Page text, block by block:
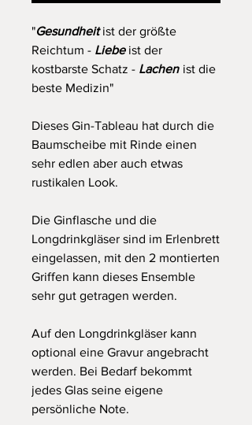
"Gesundheitist der größte
Reichtum - Liebeist der
kostbarste Schatz - Lachen ist die
beste Medizin"
Dieses Gin-Tableau hat durch die
Baumscheibe mit Rinde einen
sehr edlen aber auch etwas
rustikalen Look.
Die Ginflasche und die
Longdrinkgläser sind im Erlenbrett
eingelassen, mit den 2 montierten
Griffen kann dieses Ensemble
sehr gut getragen werden.
Auf den Longdrinkgläser kann
optional eine Gravur angebracht
werden. Bei Bedarf bekommt
jedes Glas seine eigene
persönliche Note.